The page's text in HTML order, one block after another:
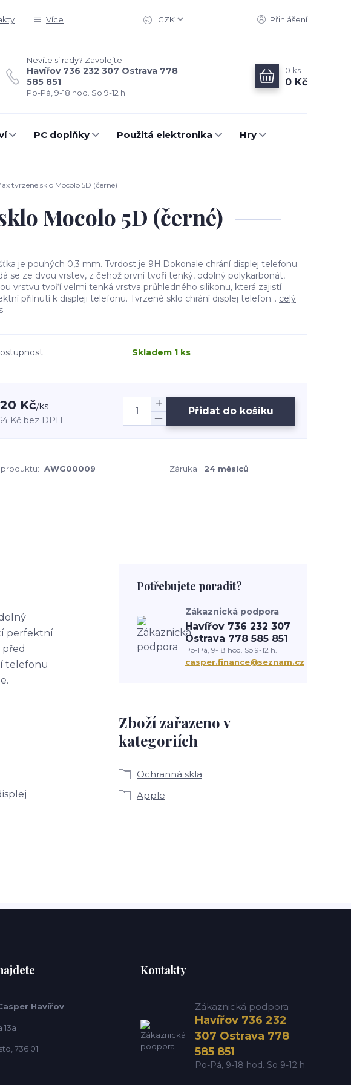
Více CZK Přihlášení
Nevíte si rady? Zavolejte.
Havířov 736 232 307 Ostrava 778
585 851
Po-Pá, 9-18 hod. So 9-12 h.
0 ks
0 Kč
PC doplňky Použitá elektronika Hry
tvrzené sklo Mocolo 5D (černé)
Mocolo 5D (černé)
je pouhých 0,3 mm. Tvrdost je 9H.Dokonale chrání displej telefonu.
se ze dvou vrstev, z čehož první tvoří tenký, odolný polykarbonát,
vrstvu tvoří velmi tenká vrstva průhledného silikonu, která zajistí
přilnutí k displeji telefonu. Tvrzené sklo chrání displej telefon... celý
Skladem 1 ks
Kč/ks
Kč bez DPH
Přidat do košíku
produktu: AWG00009 Záruka: 24 měsíců
perfektní
telefonu
Zboží zařazeno v
kategoriích
Ochranná skla
Apple
Potřebujete poradit?
Zákaznická podpora
Havířov 736 232 307
Ostrava 778 585 851
Po-Pá, 9-18 hod. So 9-12 h.
casper.finance@seznam.cz
Havířov
13a
736 01
Kontakty
Zákaznická podpora
Havířov 736 232
307 Ostrava 778
585 851
Po-Pá, 9-18 hod. So 9-12 h.